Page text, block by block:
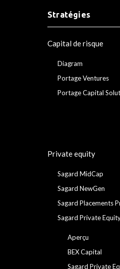
Stratégies
Capital de risque
Diagram
Portage Ventures
Portage Capital
Private equity
Sagard MidCap
Sagard NewGen
Sagard Placements
Sagard Private
Aperçu
BEX Capital
Sagard Private